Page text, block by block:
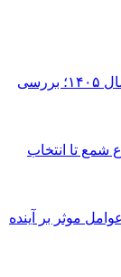
بهترین خودروهای خارجی بازار ایران در سال ۱۴۰۵؛ بررسی
شمع تا انتخاب
می‌شود؟ عوامل موثر بر آینده